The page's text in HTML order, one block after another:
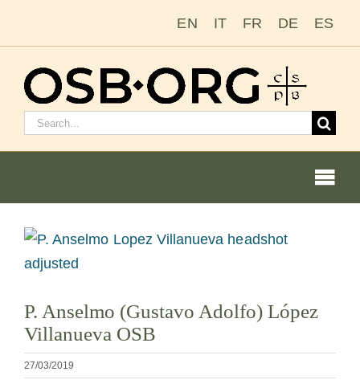
conteúdo
EN IT FR DE ES
Pesquisar
Nossas raízes
A ordem beneditina
Tornar-se monge ou freira
Ver
imagem
P. Anselmo (Gustavo Adolfo) López
Villanueva OSB
27/03/2019